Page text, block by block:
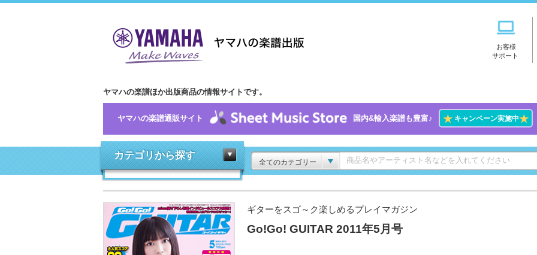
お客様
サポート
ヤマハの楽譜ほか出版商品の情報サイトです。
ヤマハの楽譜通販サイト 国内&輸入楽譜も豊富♪ ★キャンペーン実施中★
カテゴリから探す
全てのカテゴリー
ギターをスゴ～ク楽しめるプレイマガジン
Go!Go! GUITAR 2011年5月号